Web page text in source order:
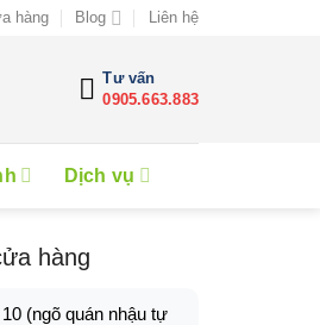
hàng Blog Liên hệ
Tư vấn
0905.663.883
Dịch vụ
hàng
(ngõ quán nhậu tự